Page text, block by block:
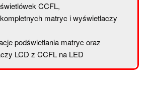
CCFL,
matryc i wyświetlaczy
podświetlania matryc oraz
LCD z CCFL na LED